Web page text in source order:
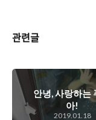
관련글
안녕, 사랑하는
아!
2019.01.18